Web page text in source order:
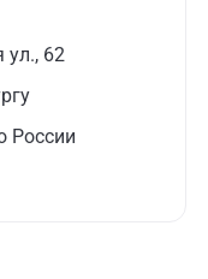
ул., 62
России